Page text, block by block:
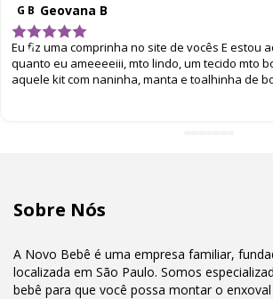
G B Geovana B
Eu fiz uma comprinha no site de vocês E estou
quanto eu ameeeeiii, mto lindo, um tecido mto
aquele kit com naninha, manta e toalhinha de
Sobre Nós
A Novo Bebê é uma empresa familiar,
localizada em São Paulo. Somos
bebê para que você possa montar o